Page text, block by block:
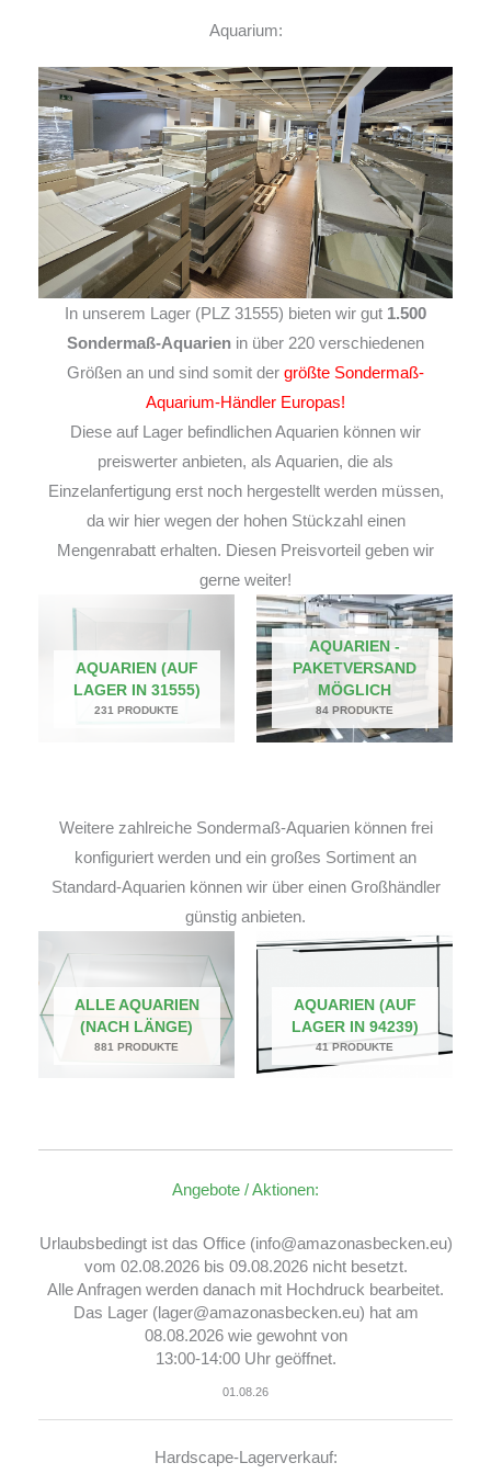
Aquarium:
In unserem Lager (PLZ 31555) bieten wir gut 1.500
Sondermaß-Aquarien in über 220 verschiedenen
Größen an und sind somit der größte Sondermaß-
Aquarium-Händler Europas!
Diese auf Lager befindlichen Aquarien können wir
preiswerter anbieten, als Aquarien, die als
Einzelanfertigung erst noch hergestellt werden müssen,
da wir hier wegen der hohen Stückzahl einen
Mengenrabatt erhalten. Diesen Preisvorteil geben wir
gerne weiter!
AQUARIEN (AUF
LAGER IN 31555)
231 PRODUKTE
AQUARIEN -
PAKETVERSAND
MÖGLICH
84 PRODUKTE
Weitere zahlreiche Sondermaß-Aquarien können frei
konfiguriert werden und ein großes Sortiment an
Standard-Aquarien können wir über einen Großhändler
günstig anbieten.
ALLE AQUARIEN
(NACH LÄNGE)
881 PRODUKTE
AQUARIEN (AUF
LAGER IN 94239)
41 PRODUKTE
Angebote / Aktionen:
Urlaubsbedingt ist das Office (info@amazonasbecken.eu)
vom 02.08.2026 bis 09.08.2026 nicht besetzt.
Alle Anfragen werden danach mit Hochdruck bearbeitet.
Das Lager (lager@amazonasbecken.eu) hat am
08.08.2026 wie gewohnt von
13:00-14:00 Uhr geöffnet.
01.08.26
Hardscape-Lagerverkauf: